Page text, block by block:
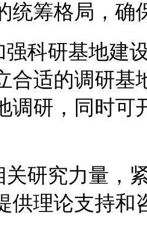
统筹格局，确
强科研基地建
合适的调研基
调研，同时可
关研究力量，
供理论支持和